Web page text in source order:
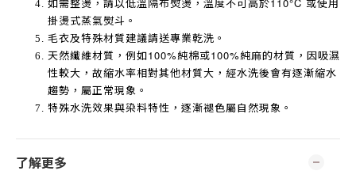
掛燙式蒸氣熨斗。
毛衣及特殊材質建議請送專業乾洗。
天然纖維材質，例如100%純棉或100%純麻的材質，因吸濕
性較大，故縮水率相對其他材質大，經水洗後會有逐漸縮水
趨勢，屬正常現象。
特殊水洗效果與染料特性，逐漸褪色屬自然現象。
了解更多